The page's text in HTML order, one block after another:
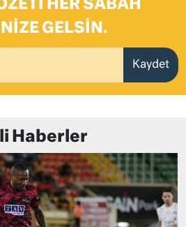
HER SABAH
GELSIN.
Kaydet
Haberler